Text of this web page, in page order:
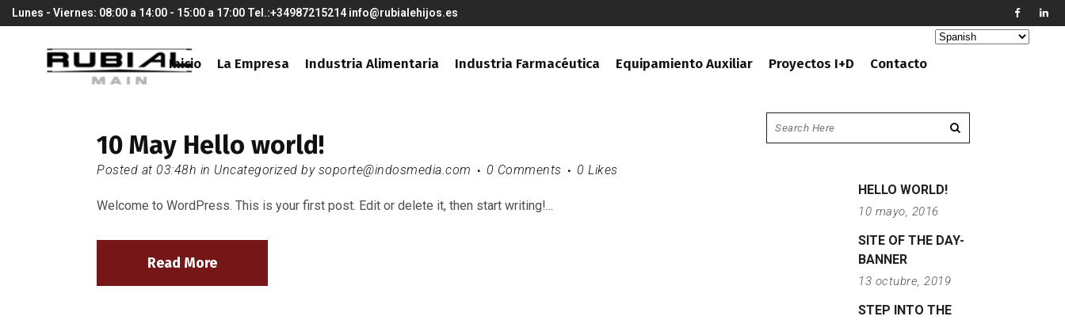
Lunes - Viernes: 08:00 a 14:00 - 15:00 a 17:00 Tel.:+34987215214 info@rubialehijos.es
Inicio La Empresa Industria Alimentaria Industria Farmacéutica Equipamiento Auxiliar Proyectos I+D Contacto
10 May Hello world!
Posted at 03:48h in Uncategorized by soporte@indosmedia.com 0 Comments 0 Likes
Welcome to WordPress. This is your first post. Edit or delete it, then start writing!...
Read More
HELLO WORLD!
10 mayo, 2016
SITE OF THE DAY-
BANNER
13 octubre, 2019
STEP INTO THE